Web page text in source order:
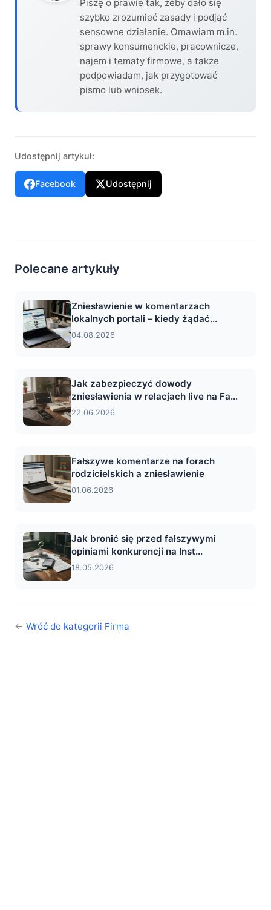
Piszę o prawie tak, żeby dało się
szybko zrozumieć zasady i podjąć
sensowne działanie. Omawiam m.in.
sprawy konsumenckie, pracownicze,
najem i tematy firmowe, a także
podpowiadam, jak przygotować
pismo lub wniosek.
Udostępnij artykuł:
Facebook Udostępnij
Polecane artykuły
Zniesławienie w komentarzach
lokalnych portali – kiedy żądać...
04.08.2026
Jak zabezpieczyć dowody
zniesławienia w relacjach live na Fa...
22.06.2026
Fałszywe komentarze na forach
rodzicielskich a zniesławienie
01.06.2026
Jak bronić się przed fałszywymi
opiniami konkurencji na Inst...
18.05.2026
← Wróć do kategorii Firma